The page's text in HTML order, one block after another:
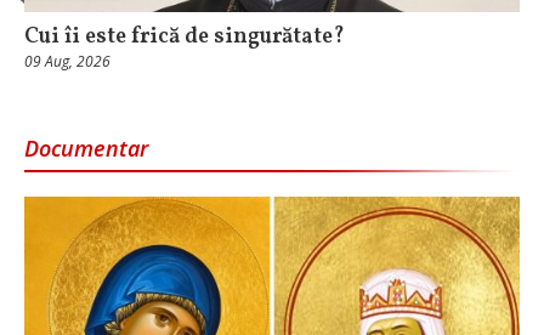
Cui îi este frică de singurătate?
09 Aug, 2026
Documentar